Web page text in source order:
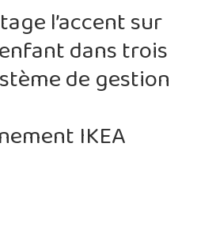
l’accent sur
dans trois
de gestion
IKEA